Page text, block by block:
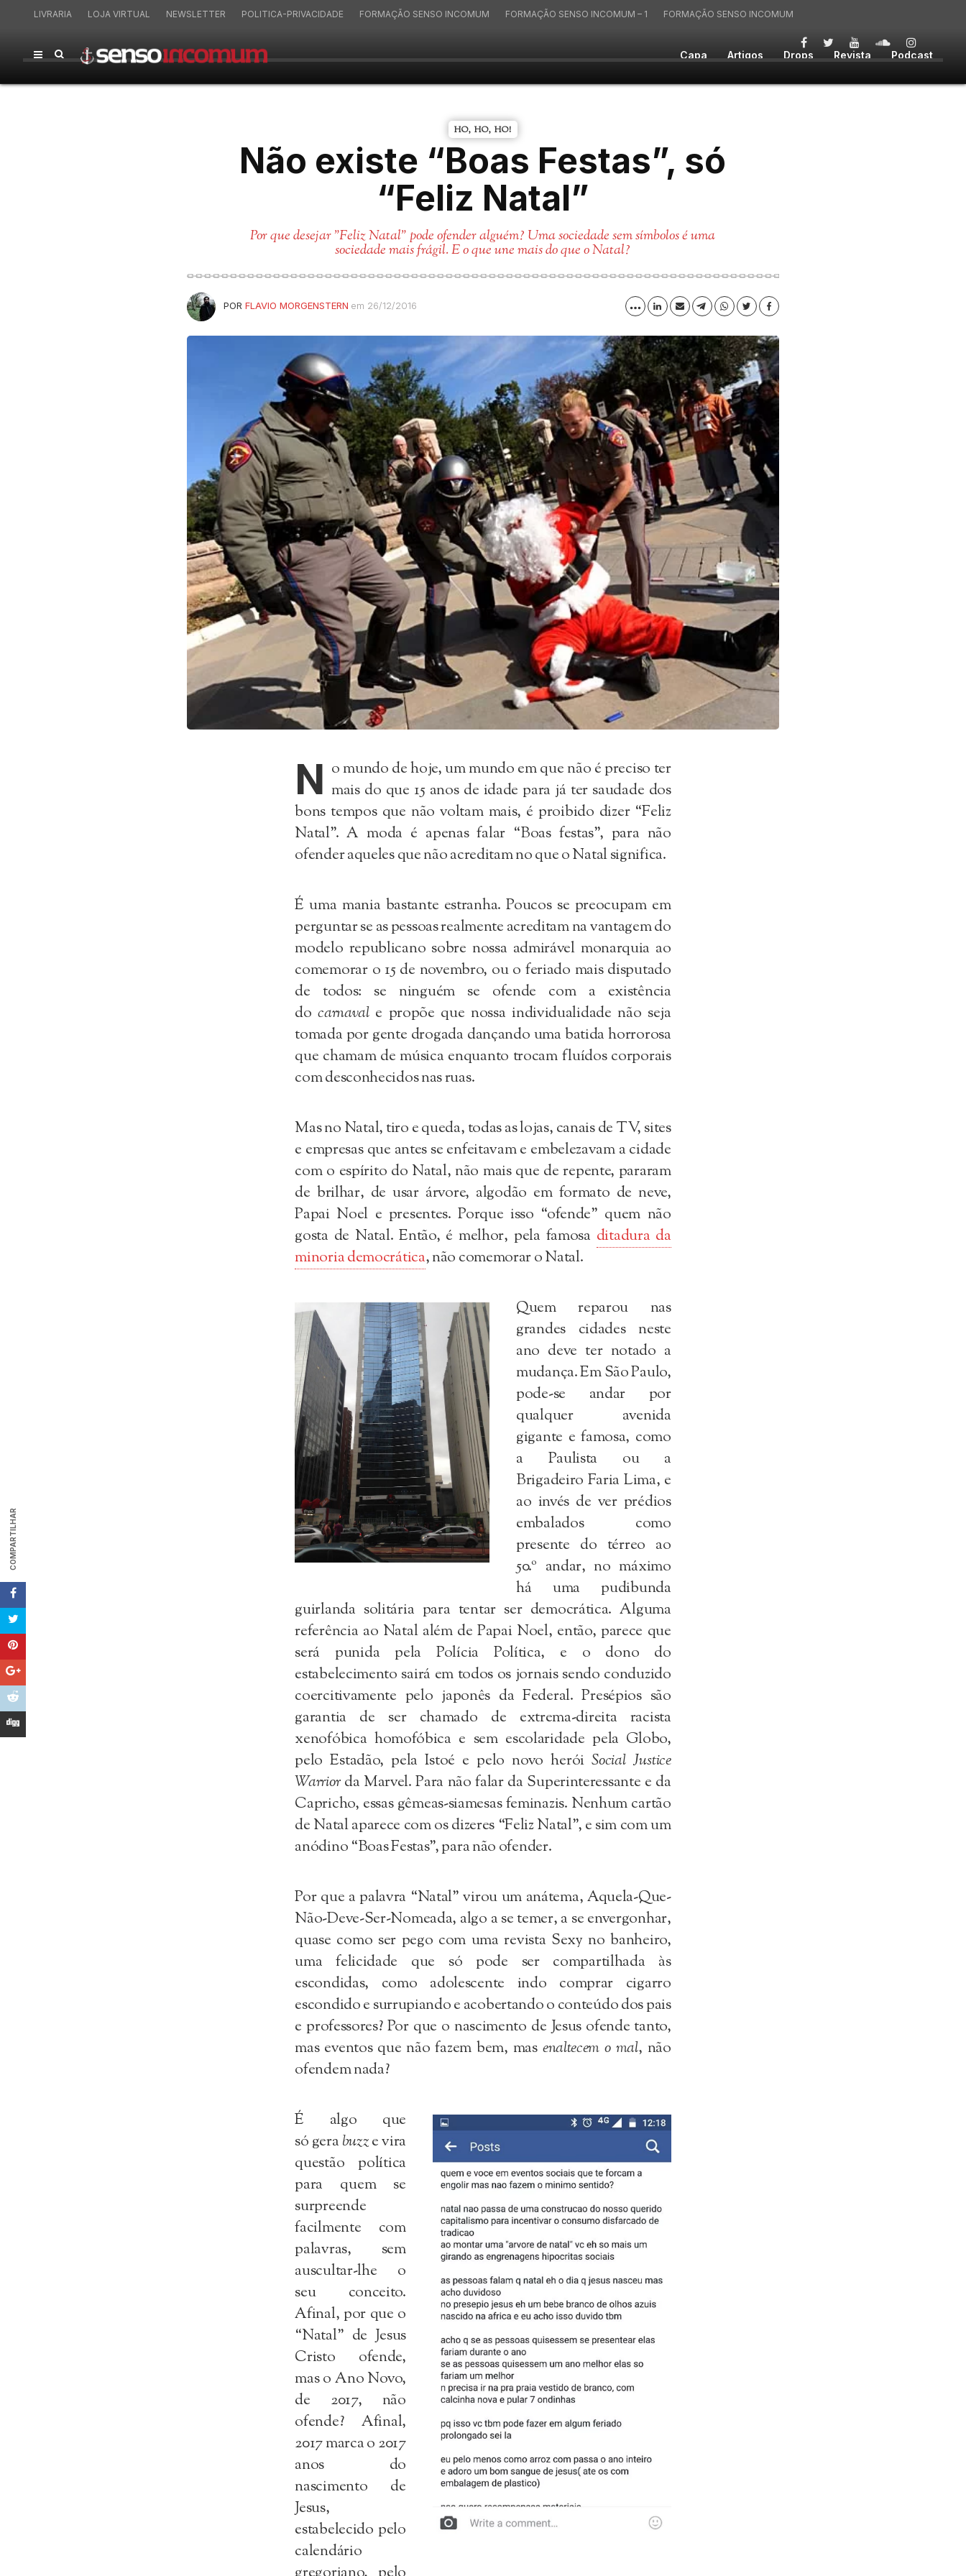
Capa Artigos Drops Revista Podcast
LIVRARIA LOJA VIRTUAL NEWSLETTER POLITICA-PRIVACIDADE FORMAÇÃO SENSO INCOMUM FORMAÇÃO SENSO INCOMUM – 1 FORMAÇÃO SENSO INCOMUM
HO, HO, HO!
Não existe “Boas Festas”, só
“Feliz Natal”
Por que desejar "Feliz Natal" pode ofender alguém? Uma sociedade sem símbolos é uma
sociedade mais frágil. E o que une mais do que o Natal?
PORFLAVIO MORGENSTERN em 26/12/2016
COMPARTILHAR
N o mundo de hoje, um mundo em que não é preciso ter
mais do que 15 anos de idade para já ter saudade dos
bons tempos que não voltam mais, é proibido dizer “Feliz
Natal”. A moda é apenas falar “Boas festas”, para não
ofender aqueles que não acreditam no que o Natal significa.
É uma mania bastante estranha. Poucos se preocupam em
perguntar se as pessoas realmente acreditam na vantagem do
modelo republicano sobre nossa admirável monarquia ao
comemorar o 15 de novembro, ou o feriado mais disputado
de todos: se ninguém se ofende com a existência
docarnaval e propõe que nossa individualidade não seja
tomada por gente drogada dançando uma batida horrorosa
que chamam de música enquanto trocam fluídos corporais
com desconhecidos nas ruas.
Mas no Natal, tiro e queda, todas as lojas, canais de TV, sites
e empresas que antes se enfeitavam e embelezavam a cidade
com o espírito do Natal, não mais que de repente, pararam
de brilhar, de usar árvore, algodão em formato de neve,
Papai Noel e presentes. Porque isso “ofende” quem não
gosta de Natal. Então, é melhor, pela famosa ditadura da
minoria democrática, não comemorar o Natal.
Quem reparou nas
grandes cidades neste
ano deve ter notado a
mudança. Em São Paulo,
pode-se andar por
qualquer avenida
gigante e famosa, como
a Paulista ou a
Brigadeiro Faria Lima, e
ao invés de ver prédios
embalados como
presente do térreo ao
50.º andar, no máximo
há uma pudibunda
guirlanda solitária para tentar ser democrática. Alguma
referência ao Natal além de Papai Noel, então, parece que
será punida pela Polícia Política, e o dono do
estabelecimento sairá em todos os jornais sendo conduzido
coercitivamente pelo japonês da Federal. Presépios são
garantia de ser chamado de extrema-direita racista
xenofóbica homofóbica e sem escolaridade pela Globo,
pelo Estadão, pela Istoé e pelo novo heróiSocial Justice
Warrior da Marvel. Para não falar da Superinteressante e da
Capricho, essas gêmeas-siamesas feminazis. Nenhum cartão
de Natal aparece com os dizeres “Feliz Natal”, e sim com um
anódino “Boas Festas”, para não ofender.
Por que a palavra “Natal” virou um anátema, Aquela-Que-
Não-Deve-Ser-Nomeada, algo a se temer, a se envergonhar,
quase como ser pego com uma revista Sexy no banheiro,
uma felicidade que só pode ser compartilhada às
escondidas, como adolescente indo comprar cigarro
escondido e surrupiando e acobertando o conteúdo dos pais
e professores? Por que o nascimento de Jesus ofende tanto,
mas eventos que não fazem bem, mas enaltecem o mal, não
ofendem nada?
É algo que
só gera buzze vira
questão política
para quem se
surpreende
facilmente com
palavras, sem
auscultar-lhe o
seu conceito.
Afinal, por que o
“Natal” de Jesus
Cristo ofende,
mas o Ano Novo,
de 2017, não
ofende? Afinal,
2017 marca o 2017
anos do
nascimento de
Jesus,
estabelecido pelo
calendário